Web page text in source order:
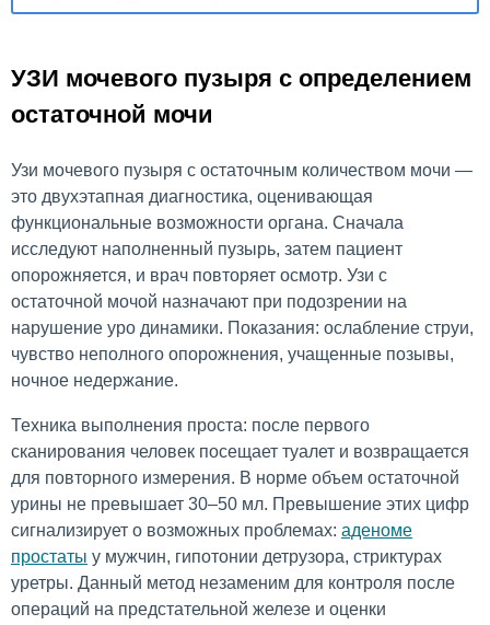
УЗИ мочевого пузыря с определением
остаточной мочи
Узи мочевого пузыря с остаточным количеством мочи —
это двухэтапная диагностика, оценивающая
функциональные возможности органа. Сначала
исследуют наполненный пузырь, затем пациент
опорожняется, и врач повторяет осмотр. Узи с
остаточной мочой назначают при подозрении на
нарушение уро динамики. Показания: ослабление струи,
чувство неполного опорожнения, учащенные позывы,
ночное недержание.
Техника выполнения проста: после первого
сканирования человек посещает туалет и возвращается
для повторного измерения. В норме объем остаточной
урины не превышает 30–50 мл. Превышение этих цифр
сигнализирует о возможных проблемах: аденоме
простаты у мужчин, гипотонии детрузора, стриктурах
уретры. Данный метод незаменим для контроля после
операций на предстательной железе и оценки